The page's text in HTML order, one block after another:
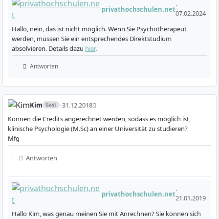
sowie die Reflexion ethischer und gesellschaftlicher
Aspekte psychologischer Arbeit.
Das Studium ist als flexibles Fernstudium oder im
strukturierten Online-Abendstudium möglich. Beide
Varianten sind gezielt auf die Bedürfnisse
Berufstätiger zugeschnitten und ermöglichen einen
Studienstart jederzeit ohne feste Einschreibefristen.
Studiendauer: Wähle zwischen 36 Monaten
(Vollzeit) oder 48 Monaten (Teilzeit); eine
kostenlose Verlängerung von 18 bzw. 24 Monaten
ist möglich.
privathochschulen.net·
07.02.2024
Hallo, nein, das ist nicht möglich. Wenn Sie Psychotherapeut
werden, müssen Sie ein entsprechendes Direktstudium
absolvieren. Details dazu hier.
Antworten
Kim Gast · 31.12.2018
Können die Credits angerechnet werden, sodass es möglich ist,
klinische Psychologie (M.Sc) an einer Universität zu studieren?
Mfg
Antworten
privathochschulen.net·
21.01.2019
Hallo Kim, was genau meinen Sie mit Anrechnen? Sie können sich